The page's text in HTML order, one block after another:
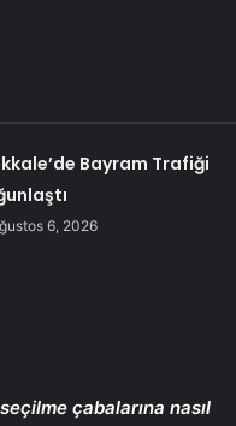
Bayram Trafiği
6, 2026
çabalarına nasıl